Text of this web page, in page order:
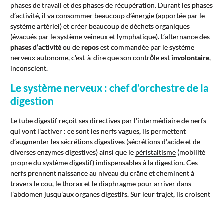
phases de travail et des phases de récupération. Durant les phases
d’activité, il va consommer beaucoup d’énergie (apportée par le
système artériel) et créer beaucoup de déchets organiques
(évacués par le système veineux et lymphatique). L’alternance des
phases d’activitéou dereposest commandée par le système
nerveux autonome, c’est-à-dire que son contrôle estinvolontaire,
inconscient.
Le système nerveux : chef d’orchestre de la
digestion
Le tube digestif reçoit ses directives par l’intermédiaire de nerfs
qui vont l’activer : ce sont les nerfs vagues, ils permettent
d’augmenter les sécrétions digestives (sécrétions d’acide et de
diverses enzymes digestives) ainsi que le péristaltisme (mobilité
propre du système digestif) indispensables à la digestion. Ces
nerfs prennent naissance au niveau du crâne et cheminent à
travers le cou, le thorax et le diaphragme pour arriver dans
l’abdomen jusqu’aux organes digestifs. Sur leur trajet, ils croisent